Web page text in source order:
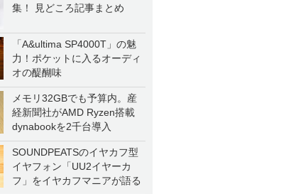
集！ 見どころ記事まとめ
「A&ultima SP4000T」の魅
力！ポケットに入るオーディ
オの醍醐味
メモリ32GBでも予算内。産
経新聞社がAMD Ryzen搭載
dynabookを2千台導入
SOUNDPEATSのイヤカフ型
イヤフォン「UU2イヤーカ
フ」をイヤカフマニアが語る